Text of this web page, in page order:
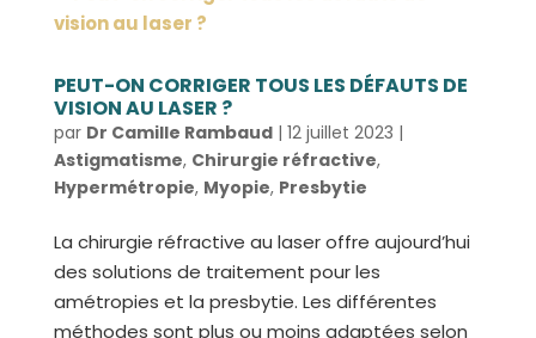
PEUT-ON CORRIGER TOUS LES DÉFAUTS DE
VISION AU LASER ?
par Dr Camille Rambaud| 12 juillet 2023 |
Astigmatisme, Chirurgie réfractive,
Hypermétropie, Myopie, Presbytie
La chirurgie réfractive au laser offre aujourd’hui
des solutions de traitement pour les
amétropies et la presbytie. Les différentes
méthodes sont plus ou moins adaptées selon